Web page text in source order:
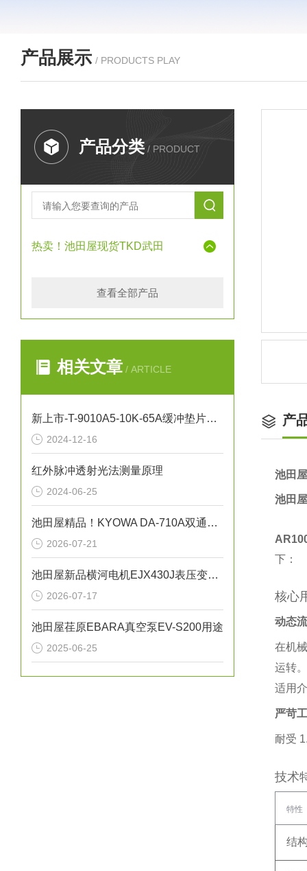
产品展示 / PRODUCTS PLAY
产品分类 / PRODUCT
热卖！池田屋现货TKD武田
查看全部产品
相关文章 / ARTICLE
新上市-T-9010A5-10K-65A缓冲垫片NICHIAS
2024-12-16
红外脉冲透射光法测量原理
2024-06-25
池田屋精品！KYOWA DA-710A双通道直流放大器
2026-07-21
池田屋新品横河电机EJX430J表压变送器
2026-07-17
池田屋荏原EBARA真空泵EV-S200用途
2025-06-25
产
池田
池田
下：
核心
动态
在机
运转。
适用
严苛
耐受 ‌
技术
特性
结